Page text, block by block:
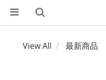
View All 最新商品